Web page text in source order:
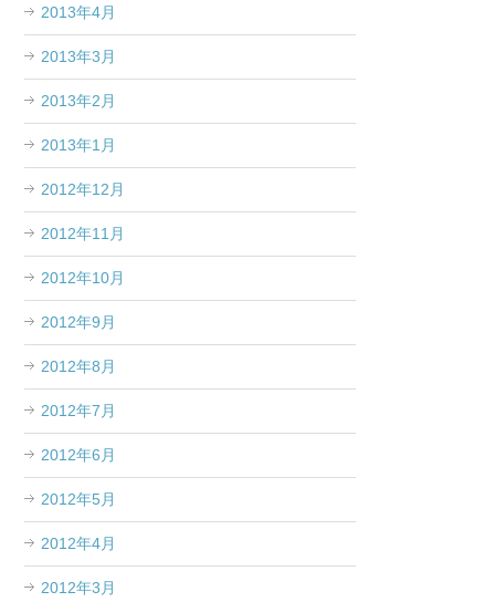
2013年4月
2013年3月
2013年2月
2013年1月
2012年12月
2012年11月
2012年10月
2012年9月
2012年8月
2012年7月
2012年6月
2012年5月
2012年4月
2012年3月